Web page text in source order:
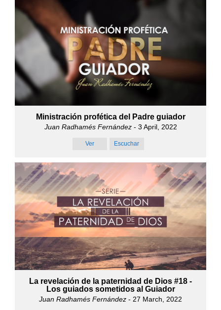
Ministración profética del Padre guiador
Juan Radhamés Fernández- 3 April, 2022
Ver Escuchar
La revelación de la paternidad de Dios #18 -
Los guiados sometidos al Guiador
Juan Radhamés Fernández - 27 March, 2022